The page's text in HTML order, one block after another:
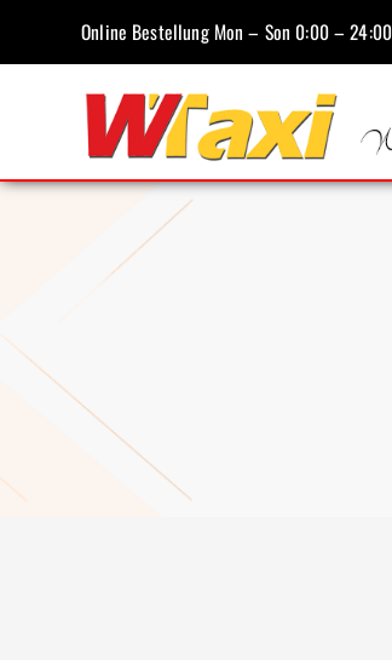
Online Bestellung Mon – Son 0:00 – 24:00